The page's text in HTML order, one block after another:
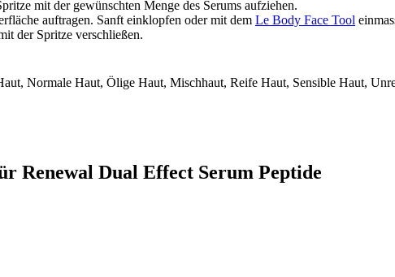
mit der gewünschten Menge des Serums aufziehen.
auftragen. Sanft einklopfen oder mit dem Le Body Face Tool
der Spritze verschließen.
Normale Haut, Ölige Haut, Mischhaut, Reife Haut, Sensible Haut,
Renewal Dual Effect Serum Peptide